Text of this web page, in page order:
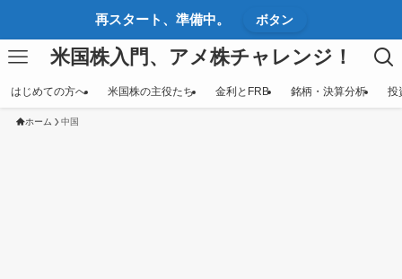
再スタート、準備中。 ボタン
米国株入門、アメ株チャレンジ！
はじめての方へ 米国株の主役たち 金利とFRB 銘柄・決算分析 投
ホーム 中国